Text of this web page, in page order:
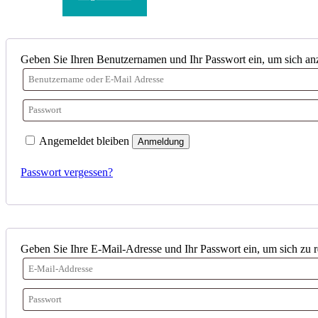
Geben Sie Ihren Benutzernamen und Ihr Passwort ein, um sich
Angemeldet bleiben Anmeldung
Passwort vergessen?
Geben Sie Ihre E-Mail-Adresse und Ihr Passwort ein, um sich zu